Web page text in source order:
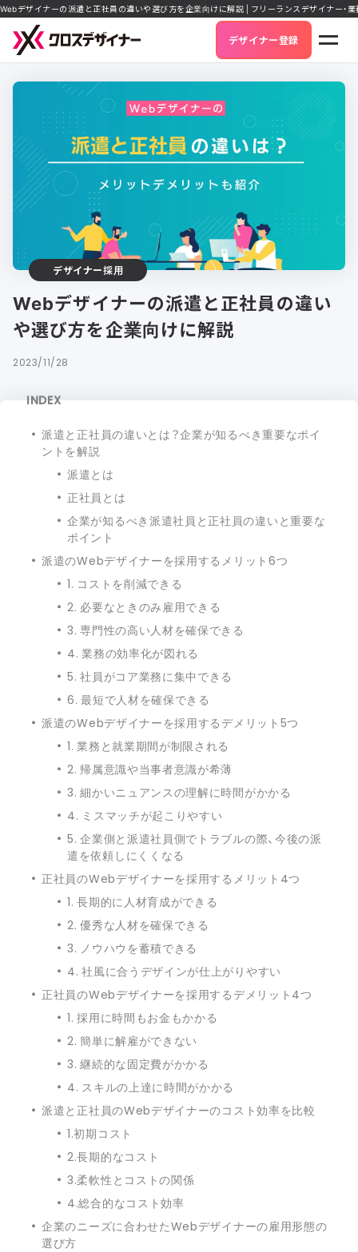
Webデザイナーの派遣と正社員の違いや選び方を企業向けに解説 | フリーランスデザイナー・
デザイナー登録
デザイナー採用
Webデザイナーの派遣と正社員の違い
や選び方を企業向けに解説
2023/11/28
INDEX
派遣と正社員の違いとは？企業が知るべき重要なポイ
ントを解説
派遣とは
正社員とは
企業が知るべき派遣社員と正社員の違いと重要な
ポイント
派遣のWebデザイナーを採用するメリット6つ
1. コストを削減できる
2. 必要なときのみ雇用できる
3. 専門性の高い人材を確保できる
4. 業務の効率化が図れる
5. 社員がコア業務に集中できる
6. 最短で人材を確保できる
派遣のWebデザイナーを採用するデメリット5つ
1. 業務と就業期間が制限される
2. 帰属意識や当事者意識が希薄
3. 細かいニュアンスの理解に時間がかかる
4. ミスマッチが起こりやすい
5. 企業側と派遣社員側でトラブルの際、今後の派
遣を依頼しにくくなる
正社員のWebデザイナーを採用するメリット4つ
1. 長期的に人材育成ができる
2. 優秀な人材を確保できる
3. ノウハウを蓄積できる
4. 社風に合うデザインが仕上がりやすい
正社員のWebデザイナーを採用するデメリット4つ
1. 採用に時間もお金もかかる
2. 簡単に解雇ができない
3. 継続的な固定費がかかる
4. スキルの上達に時間がかかる
派遣と正社員のWebデザイナーのコスト効率を比較
1.初期コスト
2.長期的なコスト
3.柔軟性とコストの関係
4.総合的なコスト効率
企業のニーズに合わせたWebデザイナーの雇用形態の
選び方